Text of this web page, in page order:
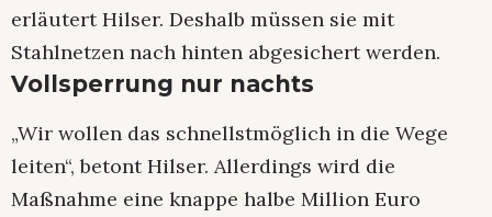
erläutert Hilser. Deshalb müssen sie mit
Stahlnetzen nach hinten abgesichert werden.
Vollsperrung nur nachts
„Wir wollen das schnellstmöglich in die Wege
leiten“, betont Hilser. Allerdings wird die
Maßnahme eine knappe halbe Million Euro